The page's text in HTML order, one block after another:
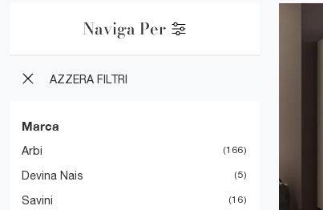
Naviga Per
AZZERA FILTRI
Marca
Arbi 166
Devina Nais 5
Savini 16